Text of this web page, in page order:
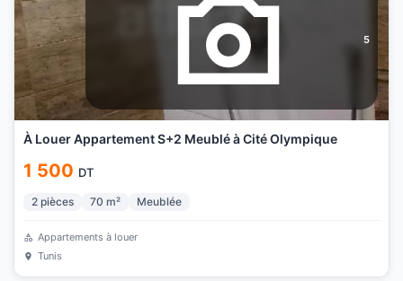
5
À Louer Appartement S+2 Meublé à Cité Olympique
1 500 DT
2 pièces 70 m² Meublée
Appartements à louer
Tunis